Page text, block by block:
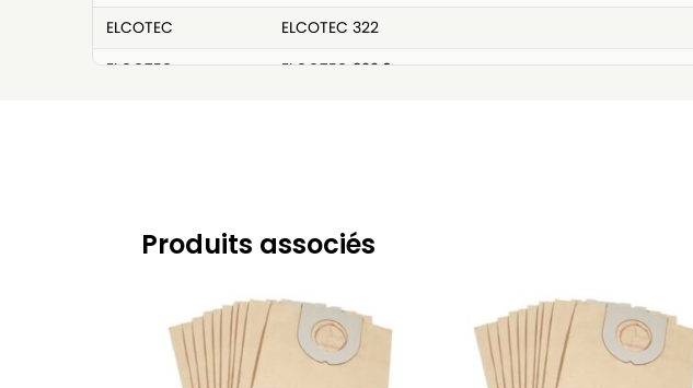
ELCOTEC
ELCOTEC 322
ELCOTEC
ELCOTEC 322.0
ELCOTEC
ELCOTEC ELF (Série)
ELCOTEC FLIP
ELCOTEC GOLF (Série)
Produits associés